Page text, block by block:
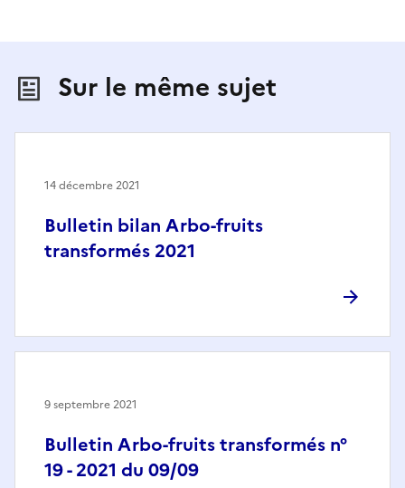
Sur le même sujet
Bulletin bilan Arbo-fruits
transformés 2021
14 décembre 2021
Bulletin Arbo-fruits transformés n°
19 - 2021 du 09/09
9 septembre 2021